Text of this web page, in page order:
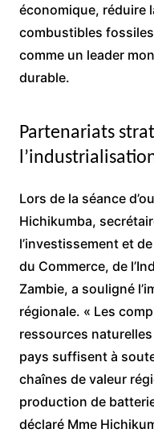
économique, réduire
combustibles
comme un leader
durable.
Partenariats
Lors de la séance
Hichikumba,
l’investissement et
du Commerce, de
Zambie, a souligné
régionale. « Les
ressources
pays suffisent à
chaînes de valeur
production de
déclaré Mme